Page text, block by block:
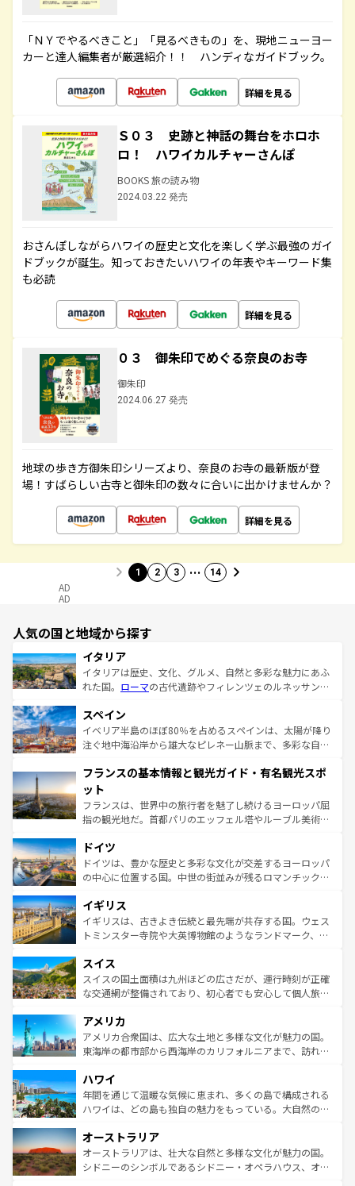
「ＮＹでやるべきこと」「見るべきもの」を、現地ニューヨー
カーと達人編集者が厳選紹介！！ ハンディなガイドブック。
詳細を見る
Ｓ０３ 史跡と神話の舞台をホロホ
ロ！ ハワイカルチャーさんぽ
BOOKS 旅の読み物
2024.03.22 発売
おさんぽしながらハワイの歴史と文化を楽しく学ぶ最強のガイ
ドブックが誕生。知っておきたいハワイの年表やキーワード集
も必読
詳細を見る
０３ 御朱印でめぐる奈良のお寺
御朱印
2024.06.27 発売
地球の歩き方御朱印シリーズより、奈良のお寺の最新版が登
場！すばらしい古寺と御朱印の数々に合いに出かけませんか？
詳細を見る
1 2 3 … 14
AD
AD
人気の国と地域から探す
イタリア
イタリアは歴史、文化、グルメ、自然と多彩な魅力にあふ
れた国。 ローマの古代遺跡やフィレンツェのルネッサンス
ろん、トスカーナの美しい田園風景やアマルフィ海岸の絶
景など、自然景観も見逃せない。観光の合間には、本場の
ピザやパスタなど、絶品のイタリア料理を堪能することも
ませてくれるイタリアで、忘れられない旅をしてみよう！
なお、新着のイタリア情報は
しい。
スペイン
イベリア半島のほぼ80％を占めるスペインは、太陽が降り
注ぐ地中海沿岸から雄大なピレネー山脈まで、多彩な自然
文化が根付くこの国では、情熱的なフラメンコ、熱気あふ
れる闘牛、そして美味しいタパスが生活の一部となってい
る。首都マドリードの洗練された雰囲気や、バルセロナの
アートに溢れた街角から、地方では古代ローマ遺跡や中世
せる。地方によって風土や気候が異なるスペインはその個
性で訪れる人を魅了する。 なお、新着のスペイン情報は コ
ンテンツ一覧を参照してほしい。
フランスの基本情報と観光ガイド・有名観光スポ
ット
フランスは、世界中の旅行者を魅了し続けるヨーロッパ屈
指の観光地だ。首都パリのエッフェル塔やルーブル美術館
で、幅広い魅力が詰まっている。華麗な宮殿、歴史的な大
聖堂、美しいビーチ、そして豊かな自然が、訪れる者を心
から魅了する。また、フランスは美食の国としても知ら
いる。シャンパンの発祥地であるランス、プロヴァンスの
香り高いラベンダー畑など、多彩な楽しみ方が可能だ。さ
らに、パリ以外の地域にも魅力が溢れており、どの街角に
れる地方に足を運ぶとそれぞれで全く異なる文化を体験で
きるだろう。 なお、新着のフランス情報はコンテンツ一覧
を参照してほしい。
ドイツ
ドイツは、豊かな歴史と多彩な文化が交差するヨーロッパ
の中心に位置する国。中世の街並みが残るロマンチック街
顔を持つこの国は、どこを歩いても飽きることがない。ベ
ルリンの文化的活気、バイエルン州のアルプスの絶景、そ
してライン川沿いのワイン畑といった風景は必見。ビール
は、お酒好きな人にはぜひ体験してほしい。 なお、新着の
ドイツ情報はコンテンツ一覧を参照してほしい。
イギリス
イギリスは、古きよき伝統と最先端が共存する国。ウェス
トミンスター寺院や大英博物館のようなランドマーク、歴
リアごとに異なる魅力がある。また、優雅なアフタヌーン
ティー、ビール好きにはたまらない英国パブ、サッカー観
戦など、本場だからこそできる体験も豊富。イギリスを旅
ンツ一覧を参照してほしい。
スイス
スイスの国土面積は九州ほどの広さだが、運行時刻が正確
な交通網が整備されており、初心者でも安心して個人旅行
の建物がそのまま残る町や、スイスならではのユニークな
博物館もあり、アルプス観光だけでなく町歩きも満喫する
ことができる。国民の所得が高いため物価も高いが、旅行
ば市内交通費無料で観光を楽しむこともできる。 なお、新
着のスイス情報はコンテンツ一覧 を参照してほしい。
アメリカ
アメリカ合衆国は、広大な土地と多様な文化が魅力の国。
東海岸の都市部から西海岸のカリフォルニアまで、訪れる
のような巨大都市は、観光、ショッピング、エンターテイ
ンメントが詰まった刺激的なスポットだ。一方、アメリカ
西部には大自然が広がり、グランドキャニオンやイエロー
部のニューオーリンズでは、音楽と美食が融合した独特の
文化が魅力。旅行者はアメリカの各地域で異なる魅力を楽
しみながら、その多様性と豊かな歴史を感じることができ
ハワイ
年間を通じて温暖な気候に恵まれ、多くの島で構成される
ハワイは、どの島も独自の魅力をもっている。大自然の神
ワイ島は見逃せない。また、定番の観光地といえばオアフ
島だが、静かな自然を求めるならマウイ島やカウアイ島が
おすすめ。エメラルドグリーンに輝く海をはじめ、豊かな
オーストラリア
オーストラリアは、壮大な自然と多様な文化が魅力の国。
シドニーのシンボルであるシドニー・オペラハウス、オー